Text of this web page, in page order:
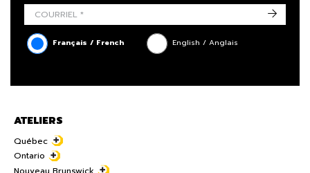
Français / French English / Anglais
->
ATELIERS
Québec
Ontario